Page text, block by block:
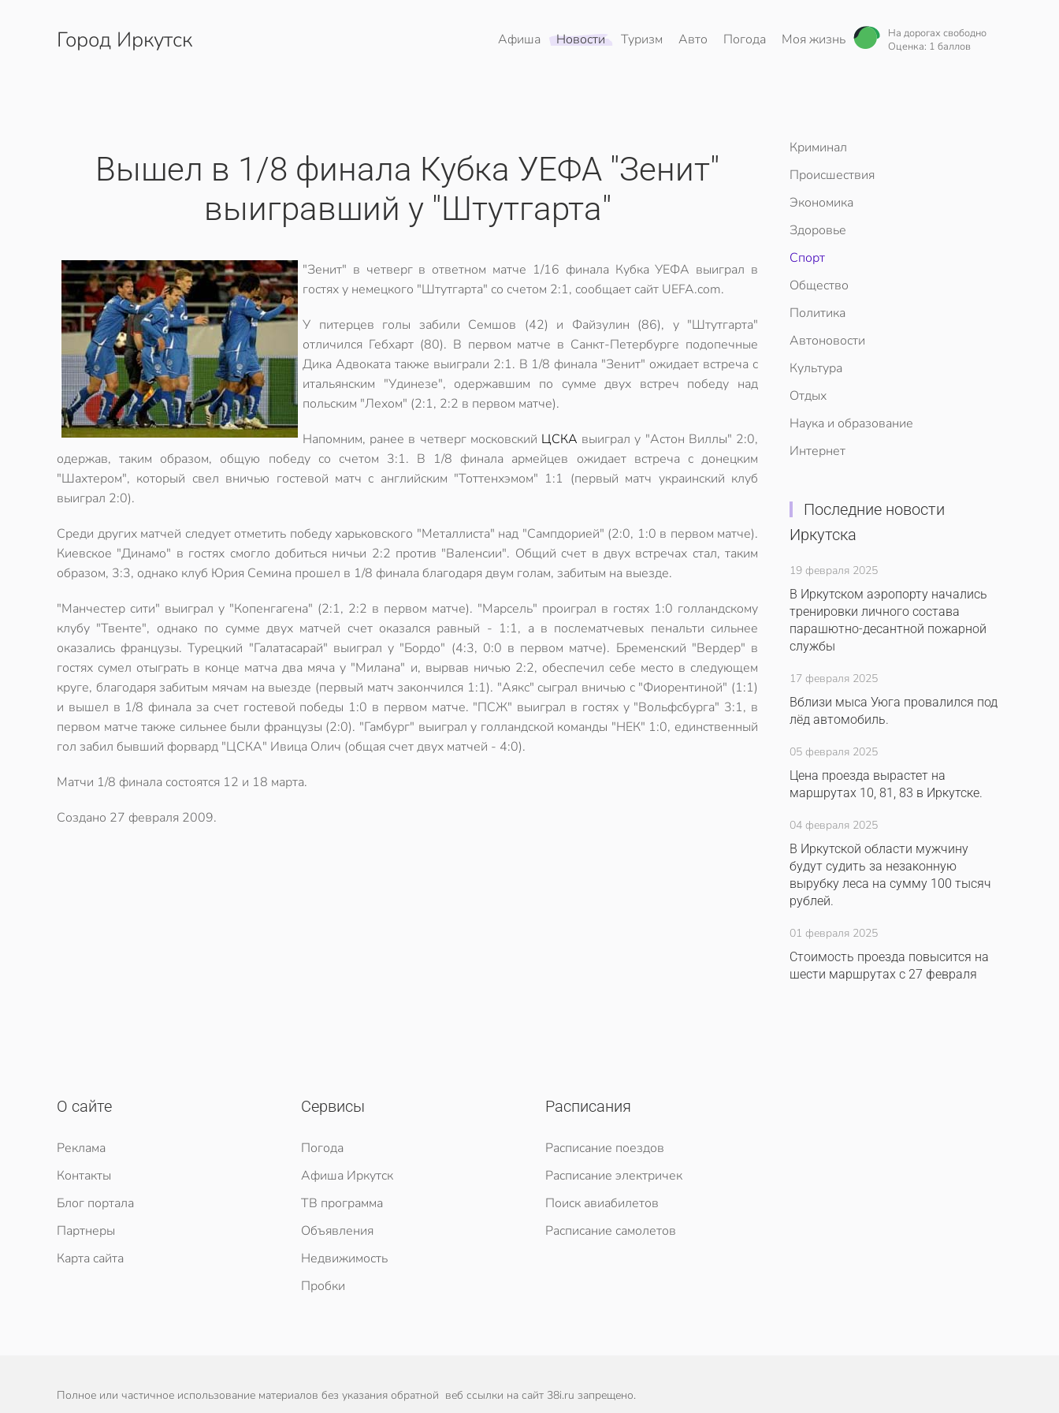
Перейти к содержимому
Город Иркутск Афиша Новости Туризм Авто Погода Моя жизнь
На дорогах свободно
Оценка: 1 баллов
Вышел в 1/8 финала Кубка УЕФА "Зенит"
выигравший у "Штутгарта"
"Зенит" в четверг в ответном матче 1/16 финала Кубка УЕФА выиграл в
гостях у немецкого "Штутгарта" со счетом 2:1, сообщает сайт UEFA.com.
У питерцев голы забили Семшов (42) и Файзулин (86), у "Штутгарта"
отличился Гебхарт (80). В первом матче в Санкт-Петербурге подопечные
Дика Адвоката также выиграли 2:1. В 1/8 финала "Зенит" ожидает встреча с
итальянским "Удинезе", одержавшим по сумме двух встреч победу над
польским "Лехом" (2:1, 2:2 в первом матче).
Напомним, ранее в четверг московский ЦСКА выиграл у "Астон Виллы" 2:0,
одержав, таким образом, общую победу со счетом 3:1. В 1/8 финала армейцев ожидает встреча с донецким
"Шахтером", который свел вничью гостевой матч с английским "Тоттенхэмом" 1:1 (первый матч украинский клуб
выиграл 2:0).
Среди других матчей следует отметить победу харьковского "Металлиста" над "Сампдорией" (2:0, 1:0 в первом матче).
Киевское "Динамо" в гостях смогло добиться ничьи 2:2 против "Валенсии". Общий счет в двух встречах стал, таким
образом, 3:3, однако клуб Юрия Семина прошел в 1/8 финала благодаря двум голам, забитым на выезде.
"Манчестер сити" выиграл у "Копенгагена" (2:1, 2:2 в первом матче). "Марсель" проиграл в гостях 1:0 голландскому
клубу "Твенте", однако по сумме двух матчей счет оказался равный - 1:1, а в послематчевых пенальти сильнее
оказались французы. Турецкий "Галатасарай" выиграл у "Бордо" (4:3, 0:0 в первом матче). Бременский "Вердер" в
гостях сумел отыграть в конце матча два мяча у "Милана" и, вырвав ничью 2:2, обеспечил себе место в следующем
круге, благодаря забитым мячам на выезде (первый матч закончился 1:1). "Аякс" сыграл вничью с "Фиорентиной" (1:1)
и вышел в 1/8 финала за счет гостевой победы 1:0 в первом матче. "ПСЖ" выиграл в гостях у "Вольфсбурга" 3:1, в
первом матче также сильнее были французы (2:0). "Гамбург" выиграл у голландской команды "НЕК" 1:0, единственный
гол забил бывший форвард "ЦСКА" Ивица Олич (общая счет двух матчей - 4:0).
Матчи 1/8 финала состоятся 12 и 18 марта.
Создано 27 февраля 2009.
Криминал
Происшествия
Экономика
Здоровье
Спорт
Общество
Политика
Автоновости
Культура
Отдых
Наука и образование
Интернет
Последние новости
Иркутска
19 февраля 2025
В Иркутском аэропорту начались
тренировки личного состава
парашютно-десантной пожарной
службы
17 февраля 2025
Вблизи мыса Уюга провалился под
лёд автомобиль.
05 февраля 2025
Цена проезда вырастет на
маршрутах 10, 81, 83 в Иркутске.
04 февраля 2025
В Иркутской области мужчину
будут судить за незаконную
вырубку леса на сумму 100 тысяч
рублей.
01 февраля 2025
Стоимость проезда повысится на
шести маршрутах с 27 февраля
О сайте
Реклама
Контакты
Блог портала
Партнеры
Карта сайта
Сервисы
Погода
Афиша Иркутск
ТВ программа
Объявления
Недвижимость
Пробки
Расписания
Расписание поездов
Расписание электричек
Поиск авиабилетов
Расписание самолетов
Полное или частичное использование материалов без указания обратной веб ссылки на сайт 38i.ru запрещено.